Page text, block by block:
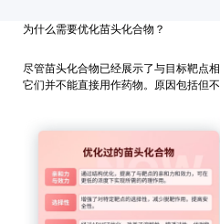
为什么需要优化苗头化合物？
尽管苗头化合物已经展示了与目标靶点
它们并不能直接用作药物。原因包括但不